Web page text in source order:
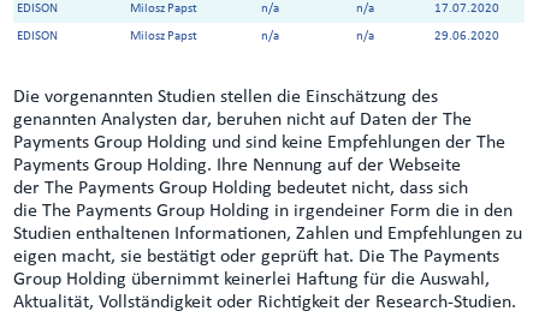
EDISON Milosz Papst n/a n/a 17.07.2020
EDISON Milosz Papst n/a n/a 29.06.2020
Die vorgenannten Studien stellen die Einschätzung des
genannten Analysten dar, beruhen nicht auf Daten der The
Payments Group Holding und sind keine Empfehlungen der The
Payments Group Holding. Ihre Nennung auf der Webseite
der The Payments Group Holding bedeutet nicht, dass sich
die The Payments Group Holding in irgendeiner Form die in den
Studien enthaltenen Informationen, Zahlen und Empfehlungen zu
eigen macht, sie bestätigt oder geprüft hat. Die The Payments
Group Holding übernimmt keinerlei Haftung für die Auswahl,
Aktualität, Vollständigkeit oder Richtigkeit der Research-Studien.